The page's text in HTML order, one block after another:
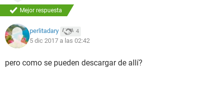
Mejor respuesta
perlitadary 4
5 dic 2017 a las 02:42
pero como se pueden descargar de allí?